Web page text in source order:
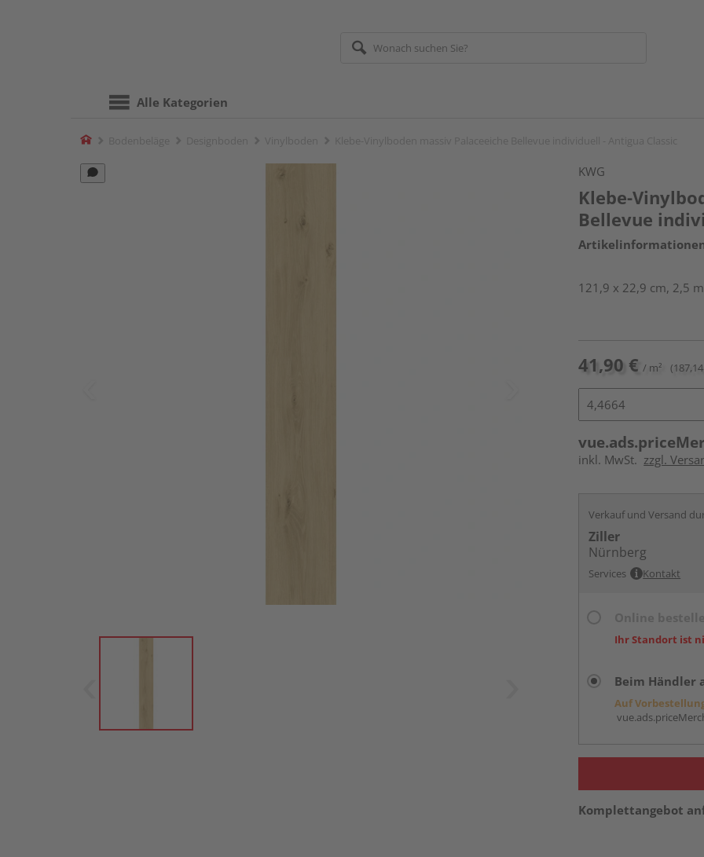
Alle Kategorien
Home
KWG
Klebe-
Bellevue
121,9 x 22,9 cm, 2,5
41,90 € / m²
inkl. MwSt. zzgl.
Verkauf und Versand
Ziller
Nürnberg
Services Kontakt
Ihr Standort ist
Beim Händler
Auf
Komplettangebot